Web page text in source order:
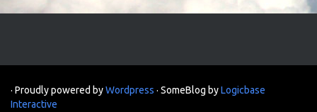
· Proudly powered byWordpress · SomeBlog byLogicbase
Interactive